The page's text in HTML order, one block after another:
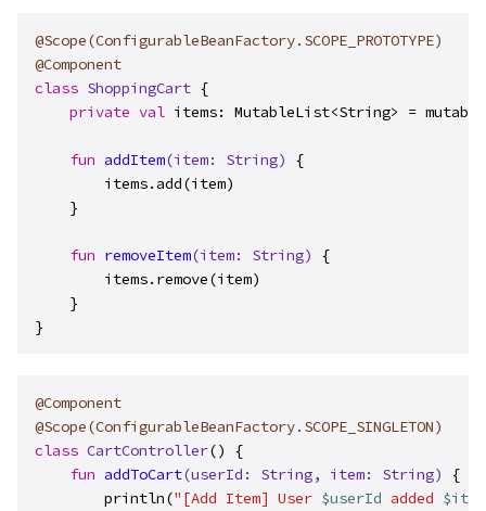
@Scope(ConfigurableBeanFactory.SCOPE_PROTOTYPE)
@Component
class ShoppingCart {
private val items: MutableList<String> =
fun addItem(item: String)
{
        items.add(item)
    }
fun removeItem(item: String)
{
        items.remove(item)
    }
}
@Component
@Scope(ConfigurableBeanFactory.SCOPE_SINGLETON)
class CartController() {
fun addToCart(userId: String, item: String)
{
        println(
"[Add Item] User $userId added $item